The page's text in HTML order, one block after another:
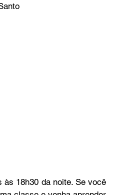
18h30 da noite. Se você